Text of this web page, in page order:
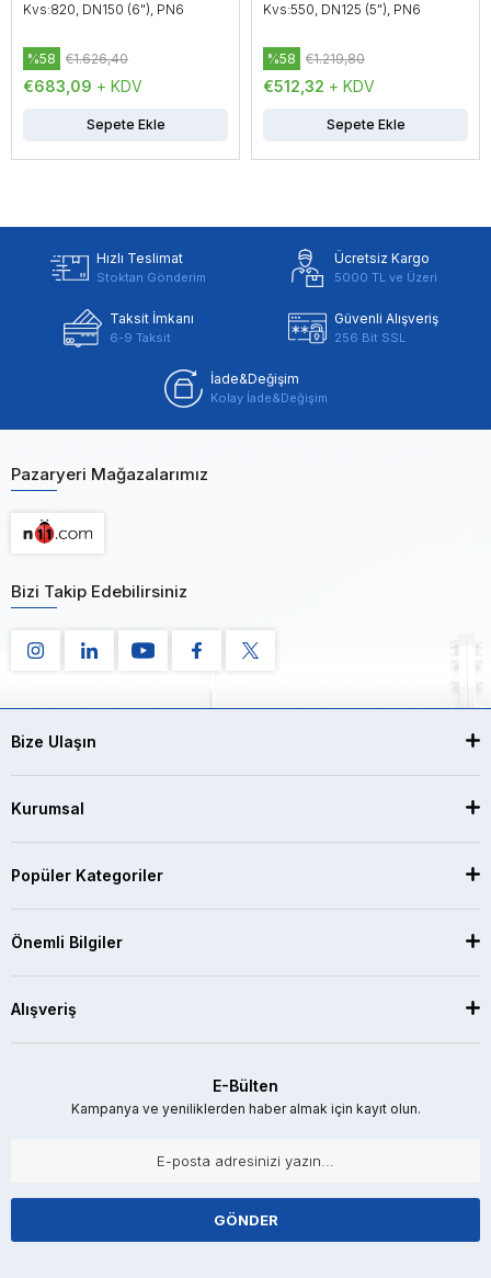
Kvs:820, DN150 (6"), PN6
€683,09 + KDV
%58 €1.626,40
Sepete Ekle
Kvs:550, DN125 (5"), PN6
€512,32 + KDV
%58 €1.219,80
Sepete Ekle
Hızlı Teslimat
Stoktan Gönderim
Ücretsiz Kargo
5000 TL ve Üzeri
Taksit İmkanı
6-9 Taksit
Güvenli Alışveriş
256 Bit SSL
İade&Değişim
Kolay İade&Değişim
Pazaryeri Mağazalarımız
Bizi Takip Edebilirsiniz
Bize Ulaşın
Kurumsal
Popüler Kategoriler
Önemli Bilgiler
Alışveriş
E-Bülten
Kampanya ve yeniliklerden haber almak için kayıt olun.
GÖNDER